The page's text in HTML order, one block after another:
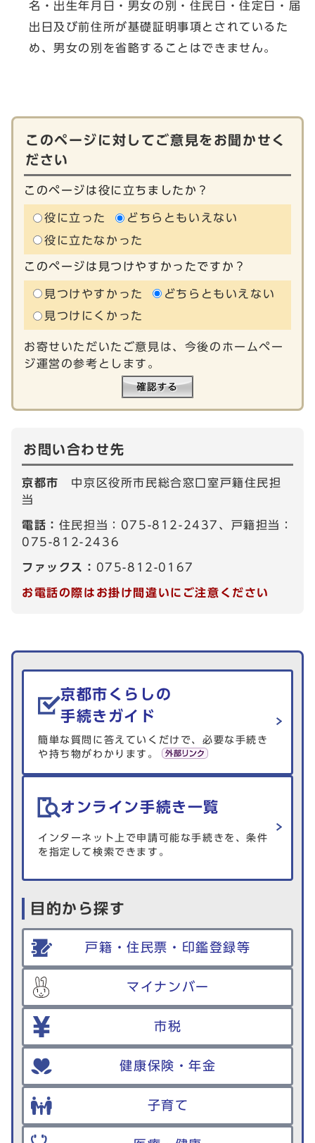
名・出生年月日・男女の別・住民日・住定日・届
出日及び前住所が基礎証明事項とされているた
め、男女の別を省略することはできません。
このページに対してご意見をお聞かせく
ださい
このページは役に立ちましたか？
役に立った
どちらともいえない
役に立たなかった
このページは見つけやすかったですか？
見つけやすかった
どちらともいえない
見つけにくかった
お寄せいただいたご意見は、今後のホームペー
ジ運営の参考とします。
お問い合わせ先
京都市 中京区役所市民総合窓口室戸籍住民担
当
電話： 住民担当：075-812-2437、戸籍担当：
075-812-2436
ファックス： 075-812-0167
お電話の際はお掛け間違いにご注意ください
生活情報を探す
京都市くらしの
手続きガイド
簡単な質問に答えていくだけで、必要な手続き
や持ち物がわかります。
オンライン手続き一覧
インターネット上で申請可能な手続きを、条件
を指定して検索できます。
目的から探す
戸籍・住民票・印鑑登録等
マイナンバー
市税
健康保険・年金
子育て